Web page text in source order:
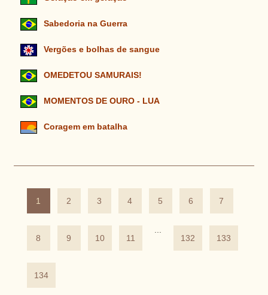
Sabedoria na Guerra
Vergões e bolhas de sangue
OMEDETOU SAMURAIS!
MOMENTOS DE OURO - LUA
Coragem em batalha
1 2 3 4 5 6 7
8 9 10 11
132
133
134